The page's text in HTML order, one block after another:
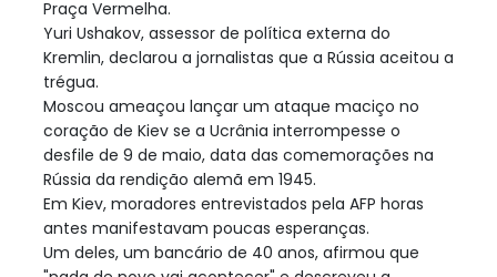
Praça Vermelha.
Yuri Ushakov, assessor de política externa do
Kremlin, declarou a jornalistas que a Rússia aceitou a
trégua.
Moscou ameaçou lançar um ataque maciço no
coração de Kiev se a Ucrânia interrompesse o
desfile de 9 de maio, data das comemorações na
Rússia da rendição alemã em 1945.
Em Kiev, moradores entrevistados pela AFP horas
antes manifestavam poucas esperanças.
Um deles, um bancário de 40 anos, afirmou que